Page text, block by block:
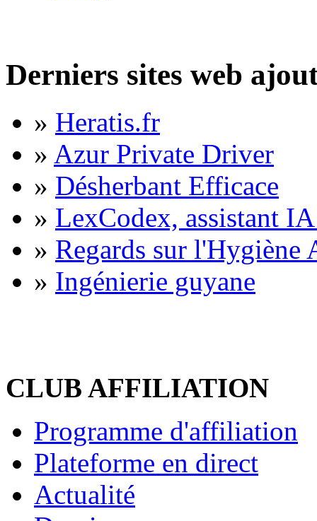
Derniers sites web
» Heratis.fr
» Azur Private Driver
» Désherbant Efficace
» LexCodex, assistant
» Regards sur l'Hygiène
» Ingénierie guyane
CLUB AFFILIATION
Programme d'affiliation
Plateforme en direct
Actualité